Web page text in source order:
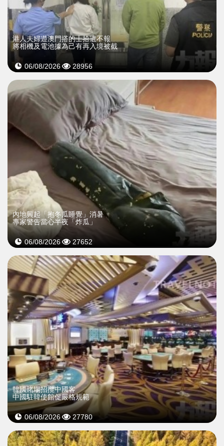
​港人夫婦遊澳門搭的士拾遺不報
將相機及電池據為己有再入境被截
06/08/2026 28956
內地興起「抱冬瓜睡覺」消暑
專家警告當心半夜「炸瓜」
06/08/2026 27652
韓國賭場招攬中國客
中國駐韓使館促嚴格規範
06/08/2026 27780